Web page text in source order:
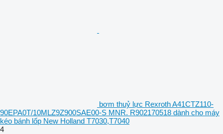
bơm thuỷ lực Rexroth A41CTZ110-
90EPA0T/10MLZ9Z900SAE00-S MNR. R902170518 dành cho máy
kéo bánh lốp New Holland T7030,T7040
4